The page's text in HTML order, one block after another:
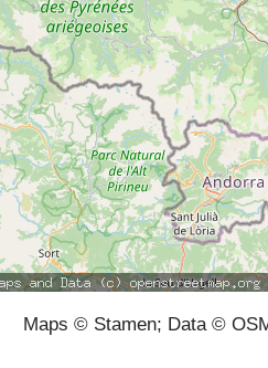
Maps © Stamen; Data ©